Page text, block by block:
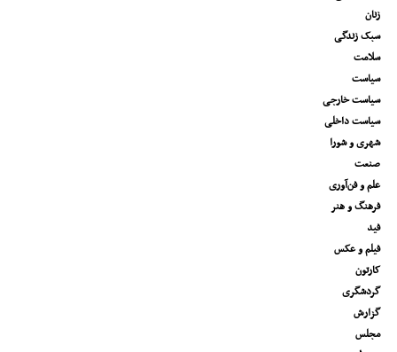
زنان
سبک زندگی
سلامت
سیاست
سیاست خارجی
سیاست داخلی
شهری و شورا
صنعت
علم و فن‌آوری
فرهنگ و هنر
فید
فیلم و عکس
کارتون
گردشگری
گزارش
مجلس